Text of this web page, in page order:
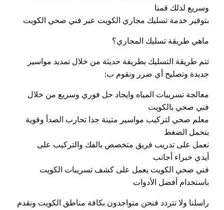
وسريع لذلك قمنا
بتوفير خدمة تسليك مجاري الكويت عبر فني صحي الكويت
ماهي طريقة تسليك المجاري؟
تتم طريقة التسليك بطريقة حديثة من خلال تمديد مواسير
جديدة وتصليح أي ضرر ونقوم ب:
معالجة تسريبات المياه وايجاد حل فوري وسريع من خلال
فني صحي بالكويت
معلم صحي لتركيب مواسير متينة جدا تحارب الصدأ وقوية
بتحمل الضغط
نعمل على تدريب فريق متخصص بالفك والتركيب على
أيدي خبراء أجانب
فني صحي الكويت يعمل على كشف تسريبات الكويت
باستخدام أفضل الأدوات
راسلنا ولا تتردد فنحن متواجدون بكافة مناطق الكويت ونقدم